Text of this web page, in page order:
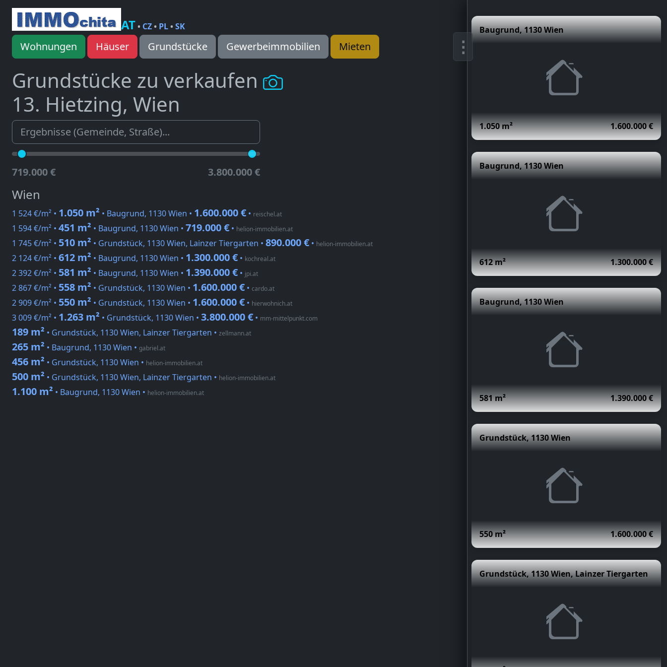
AT• CZ• PL•SK
Wohnungen Häuser Grundstücke Gewerbeimmobilien Mieten
Grundstücke zu verkaufen
13. Hietzing, Wien
719.000 € 3.800.000 €
Wien
1 524 €/m² • 1.050 m² • Baugrund, 1130 Wien • 1.600.000 € • reischel.at
1 594 €/m² • 451 m² • Baugrund, 1130 Wien • 719.000 € • helion-immobilien.at
1 745 €/m² • 510 m² • Grundstück, 1130 Wien, Lainzer Tiergarten • 890.000 € • helion-immobilien.at
2 124 €/m² • 612 m² • Baugrund, 1130 Wien • 1.300.000 € • kochreal.at
2 392 €/m² • 581 m² • Baugrund, 1130 Wien • 1.390.000 € • jpi.at
2 867 €/m² • 558 m² • Grundstück, 1130 Wien • 1.600.000 € • cardo.at
2 909 €/m² • 550 m² • Grundstück, 1130 Wien • 1.600.000 € • hierwohnich.at
3 009 €/m² • 1.263 m² • Grundstück, 1130 Wien • 3.800.000 € • mm-mittelpunkt.com
189 m² • Grundstück, 1130 Wien, Lainzer Tiergarten • zellmann.at
265 m² • Baugrund, 1130 Wien • gabriel.at
456 m² • Grundstück, 1130 Wien • helion-immobilien.at
500 m² • Grundstück, 1130 Wien, Lainzer Tiergarten • helion-immobilien.at
1.100 m² • Baugrund, 1130 Wien • helion-immobilien.at